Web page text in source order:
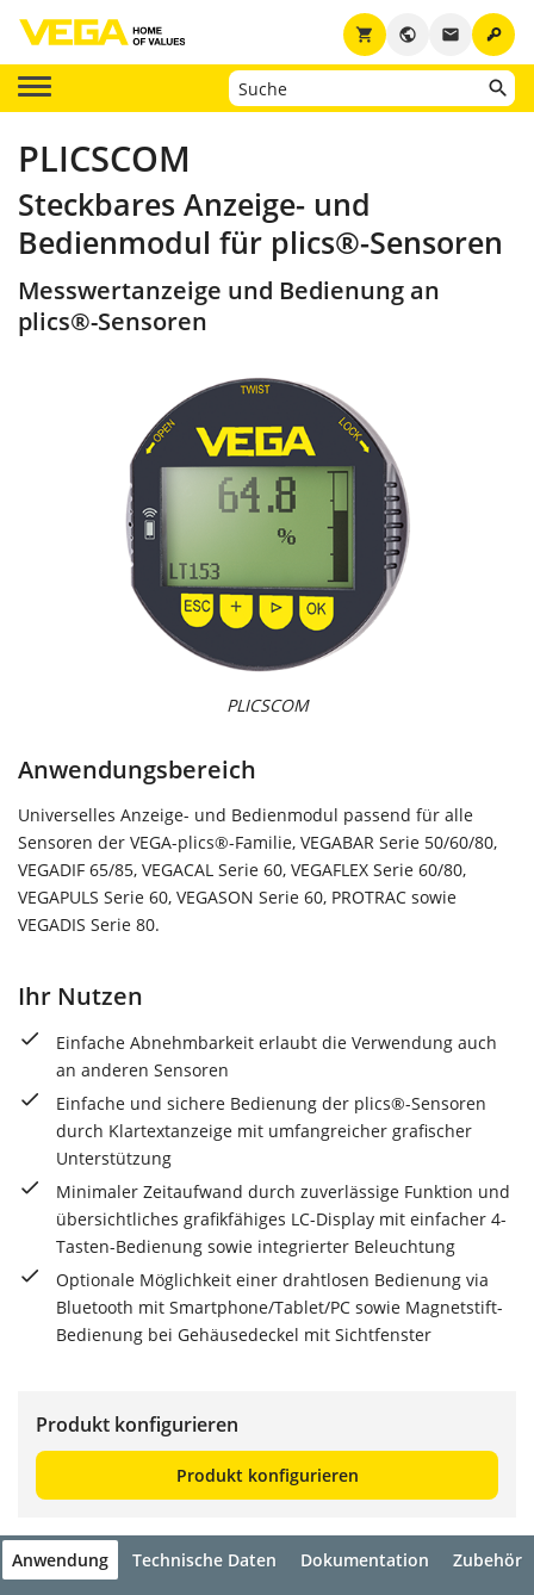
key
email
public
shopping_cart
PLICSCOM
Steckbares Anzeige- und
Bedienmodul für plics®-Sensoren
Messwertanzeige und Bedienung an
plics®-Sensoren
PLICSCOM
Anwendungsbereich
Universelles Anzeige- und Bedienmodul passend für alle
Sensoren der VEGA-plics®-Familie, VEGABAR Serie 50/60/80,
VEGADIF 65/85, VEGACAL Serie 60, VEGAFLEX Serie 60/80,
VEGAPULS Serie 60, VEGASON Serie 60, PROTRAC sowie
VEGADIS Serie 80.
Ihr Nutzen
Einfache Abnehmbarkeit erlaubt die Verwendung auch
an anderen Sensoren
Einfache und sichere Bedienung der plics®-Sensoren
durch Klartextanzeige mit umfangreicher grafischer
Unterstützung
Minimaler Zeitaufwand durch zuverlässige Funktion und
übersichtliches grafikfähiges LC-Display mit einfacher 4-
Tasten-Bedienung sowie integrierter Beleuchtung
Optionale Möglichkeit einer drahtlosen Bedienung via
Bluetooth mit Smartphone/Tablet/PC sowie Magnetstift-
Bedienung bei Gehäusedeckel mit Sichtfenster
Produkt konfigurieren
Produkt konfigurieren
Anwendung Technische Daten Dokumentation Zubehör